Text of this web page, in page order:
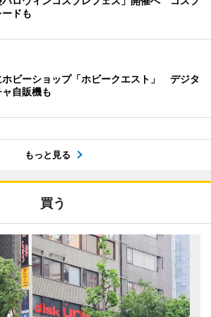
ードも
ホビーショップ「ホビークエスト」 デジタ
自販機も
もっと見る
買う